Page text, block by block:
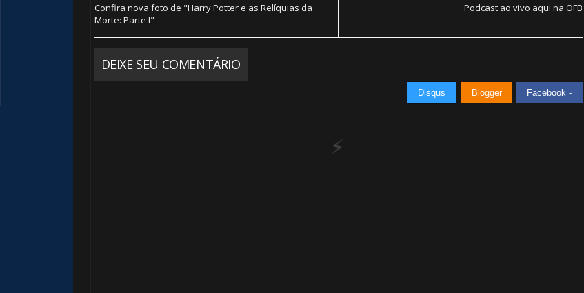
Podcast ao vivo aqui na OFB
Confira nova foto de "Harry Potter e as Relíquias da
Morte: Parte I"
DEIXE SEU COMENTÁRIO
Disqus Blogger Facebook -
🎂